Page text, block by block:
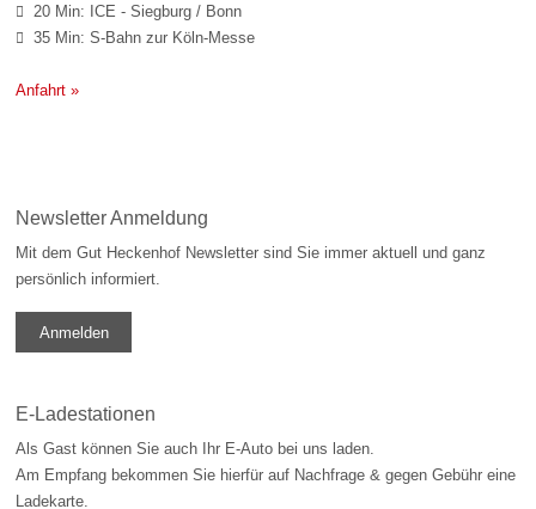
 20 Min: ICE - Siegburg / Bonn
 35 Min: S-Bahn zur Köln-Messe
Anfahrt »
Newsletter Anmeldung
Mit dem Gut Heckenhof Newsletter sind Sie immer aktuell und ganz
persönlich informiert.
Anmelden
E-Ladestationen
Als Gast können Sie auch Ihr E-Auto bei uns laden.
Am Empfang bekommen Sie hierfür auf Nachfrage & gegen Gebühr eine
Ladekarte.